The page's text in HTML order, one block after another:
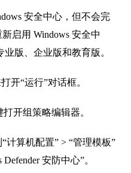
安全中心，但不会完
启用 Windows 安全中
版、企业版和教育版。
开“运行”对话框。
打开组策略编辑器。
计算机配置” > “管理模板”
安防中心”。